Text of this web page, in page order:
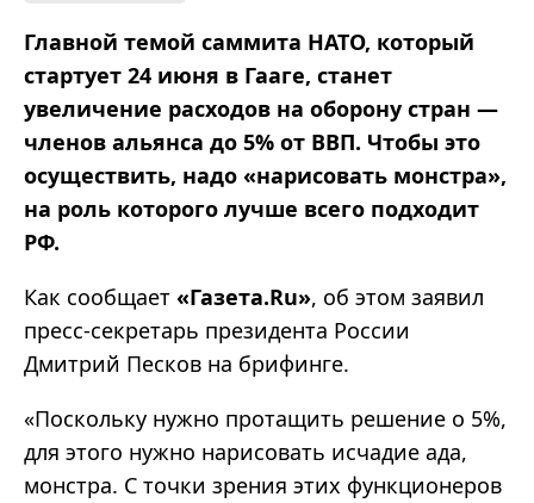
Главной темой саммита НАТО, который
стартует 24 июня в Гааге, станет
увеличение расходов на оборону стран —
членов альянса до 5% от ВВП. Чтобы это
осуществить, надо «нарисовать монстра»,
на роль которого лучше всего подходит
РФ.
Как сообщает «Газета.Ru», об этом заявил
пресс-секретарь президента России
Дмитрий Песков на брифинге.
«Поскольку нужно протащить решение о 5%,
для этого нужно нарисовать исчадие ада,
монстра. С точки зрения этих функционеров